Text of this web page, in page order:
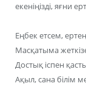
екеніңізді, яғни
Еңбек етсем,
Масқатыма
Достық іспен
Ақыл, сана білім